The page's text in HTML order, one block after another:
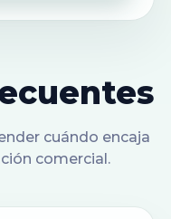
cuándo encaja
comercial.